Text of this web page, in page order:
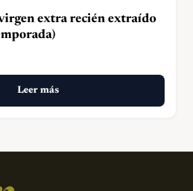
extra recién extraído
Leer más